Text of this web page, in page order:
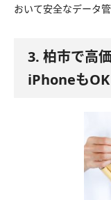
おいて安全なデータ
3. 柏市で高
iPhoneもOK